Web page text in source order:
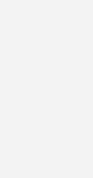
erstattet hat, für
Gutachten
sich nicht nur
diesen auch
darlegt. Nach einem
dass sich der
erinnert, er
als z. B. bei
Das Gutachten
nicht mehr auf